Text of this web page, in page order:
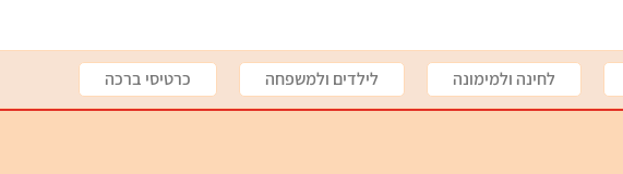
לחינה ולמימונה לילדים ולמשפחה כרטיסי ברכה